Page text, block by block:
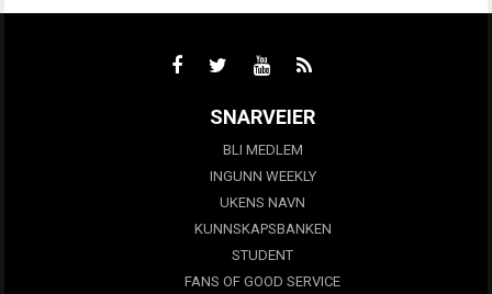
SNARVEIER
BLI MEDLEM
INGUNN WEEKLY
UKENS NAVN
KUNNSKAPSBANKEN
STUDENT
FANS OF GOOD SERVICE